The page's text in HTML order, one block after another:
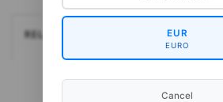
RELATEREDE EUR
EURO
Cancel